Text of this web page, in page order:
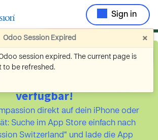
Odoo Session Expired ×
session expired. The current page is
to be refreshed.
Sign in
ist jetzt als App
verfügbar!
direkt auf dein iPhone oder
Suche im App Store einfach nach
Switzerland“ und lade die App